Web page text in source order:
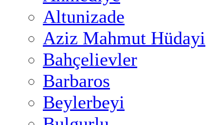
Altunizade
Aziz Mahmut Hüdayi
Bahçelievler
Barbaros
Beylerbeyi